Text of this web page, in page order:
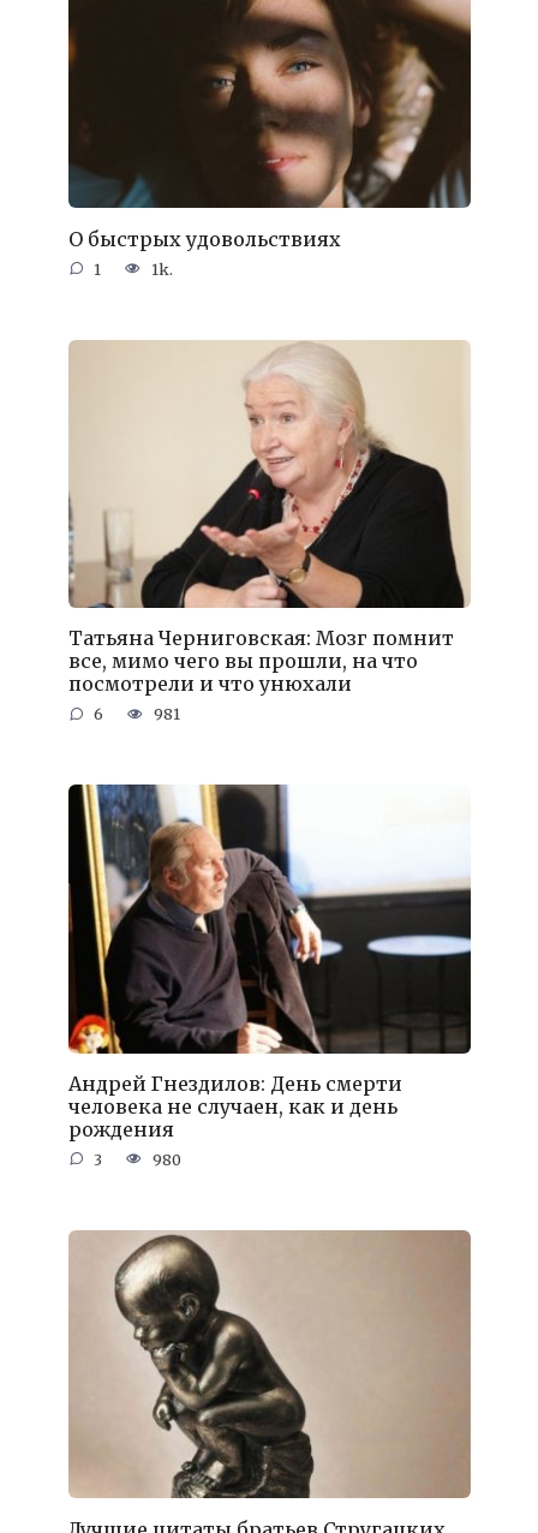
О быстрых удовольствиях
1 1k.
Татьяна Черниговская: Мозг помнит
все, мимо чего вы прошли, на что
посмотрели и что унюхали
6 981
Андрей Гнездилов: День смерти
человека не случаен, как и день
рождения
3 980